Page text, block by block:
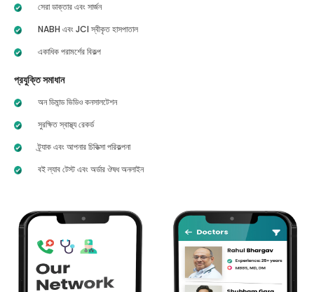
সেরা ডাক্তার এবং সার্জন
NABH এবং JCI স্বীকৃত হাসপাতাল
একাধিক পরামর্শের বিকল্প
প্রযুক্তি সমাধান
অন ডিমান্ড ভিডিও কনসালটেশন
সুরক্ষিত স্বাস্থ্য রেকর্ড
ট্র্যাক এবং আপনার চিকিত্সা পরিকল্পনা
বই ল্যাব টেস্ট এবং অর্ডার ঔষধ অনলাইন